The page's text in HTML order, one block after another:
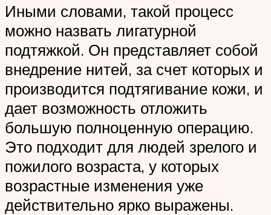
Иными словами, такой процесс
можно назвать лигатурной
подтяжкой. Он представляет собой
внедрение нитей, за счет которых и
производится подтягивание кожи, и
дает возможность отложить
большую полноценную операцию.
Это подходит для людей зрелого и
пожилого возраста, у которых
возрастные изменения уже
действительно ярко выражены.